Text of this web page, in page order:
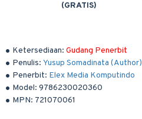
Ketersediaan: Gudang Penerbit
Penulis: Yusup Somadinata (Author)
Penerbit: Elex Media Komputindo
Model: 9786230020360
MPN: 721070061
(GRATIS)